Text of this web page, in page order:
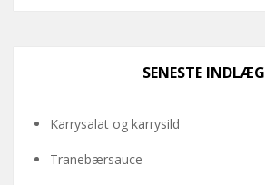
SENESTE INDLÆG
Karrysalat og karrysild
Tranebærsauce